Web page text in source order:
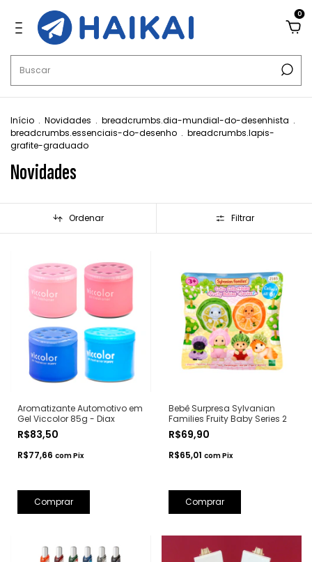
0
Início . Novidades . breadcrumbs.dia-mundial-do-desenhista .
breadcrumbs.essenciais-do-desenho . breadcrumbs.lapis-
grafite-graduado
Novidades
Ordenar Filtrar
Aromatizante Automotivo em
Gel Viccolor 85g - Diax
R$83,50
R$77,66 comPix
Comprar
Bebê Surpresa Sylvanian
Families Fruity Baby Series 2
R$69,90
R$65,01 comPix